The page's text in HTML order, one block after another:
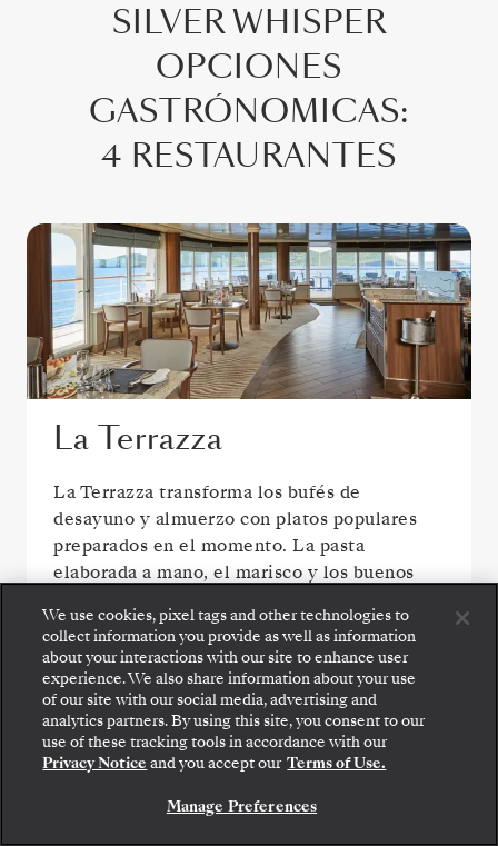
SILVER WHISPER
OPCIONES
GASTRÓNOMICAS:
4 RESTAURANTES
La Terrazza
La Terrazza transforma los bufés de
desayuno y almuerzo con platos populares
preparados en el momento. La pasta
elaborada a mano, el marisco y los buenos
de una auténtica cena italiana.
We use cookies, pixel tags and other technologies to
collect information you provide as well as information
about your interactions with our site to enhance user
experience. We also share information about your use
of our site with our social media, advertising and
analytics partners. By using this site, you consent to our
use of these tracking tools in accordance with our
Privacy Notice and you accept our Terms of Use.
Manage Preferences